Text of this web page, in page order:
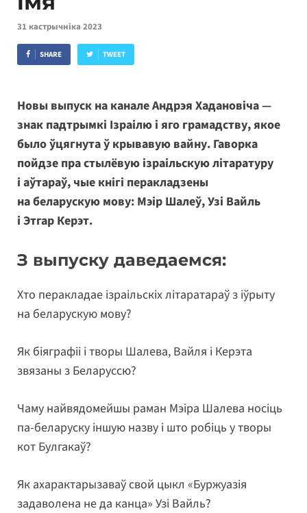
31 кастрычніка 2023
SHARE TWEET
Новы выпуск на канале Андрэя Хадановіча —
знак падтрымкі Ізраілю і яго грамадству, якое
было ўцягнута ў крывавую вайну. Гаворка
пойдзе пра стылёвую ізраільскую літаратуру
і аўтараў, чые кнігі перакладзены
на беларускую мову: Мэір Шалеў, Узі Вайль
і Этгар Керэт.
З выпуску даведаемся:
Хто перакладае ізраільскіх літаратараў з іўрыту
на беларускую мову?
Як біяграфіі і творы Шалева, Вайля і Керэта
звязаны з Беларуссю?
Чаму найвядомейшы раман Мэіра Шалева носіць
па-беларуску іншую назву і што робіць у творы
кот Булгакаў?
Як ахарактарызаваў свой цыкл «Буржуазія
задаволена не да канца» Узі Вайль?